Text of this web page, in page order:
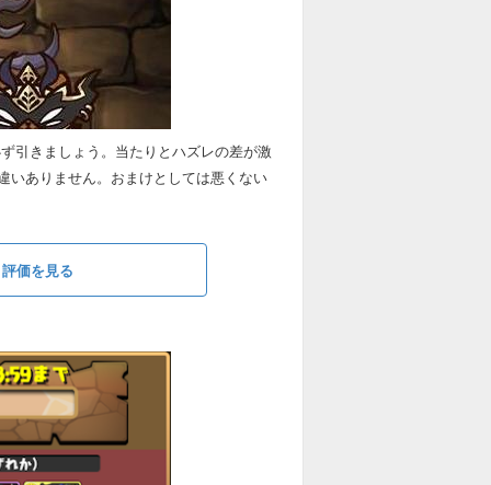
引きましょう。当たりとハズレの差が激
いありません。おまけとしては悪くない
価を見る